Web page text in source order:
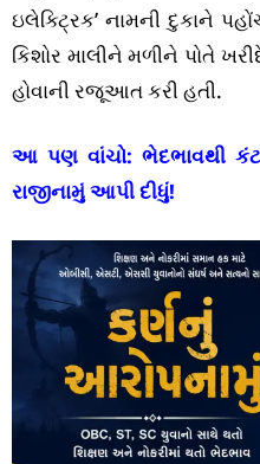
ઇલેક્ટ્રિક’ નામની દુકાને
કિશોર માલીને મળીને પોતે
હોવાની રજૂઆત કરી હતી.
આ પણ વાંચો: ભેદભાવથી
રાજીનામું આપી દીધું!